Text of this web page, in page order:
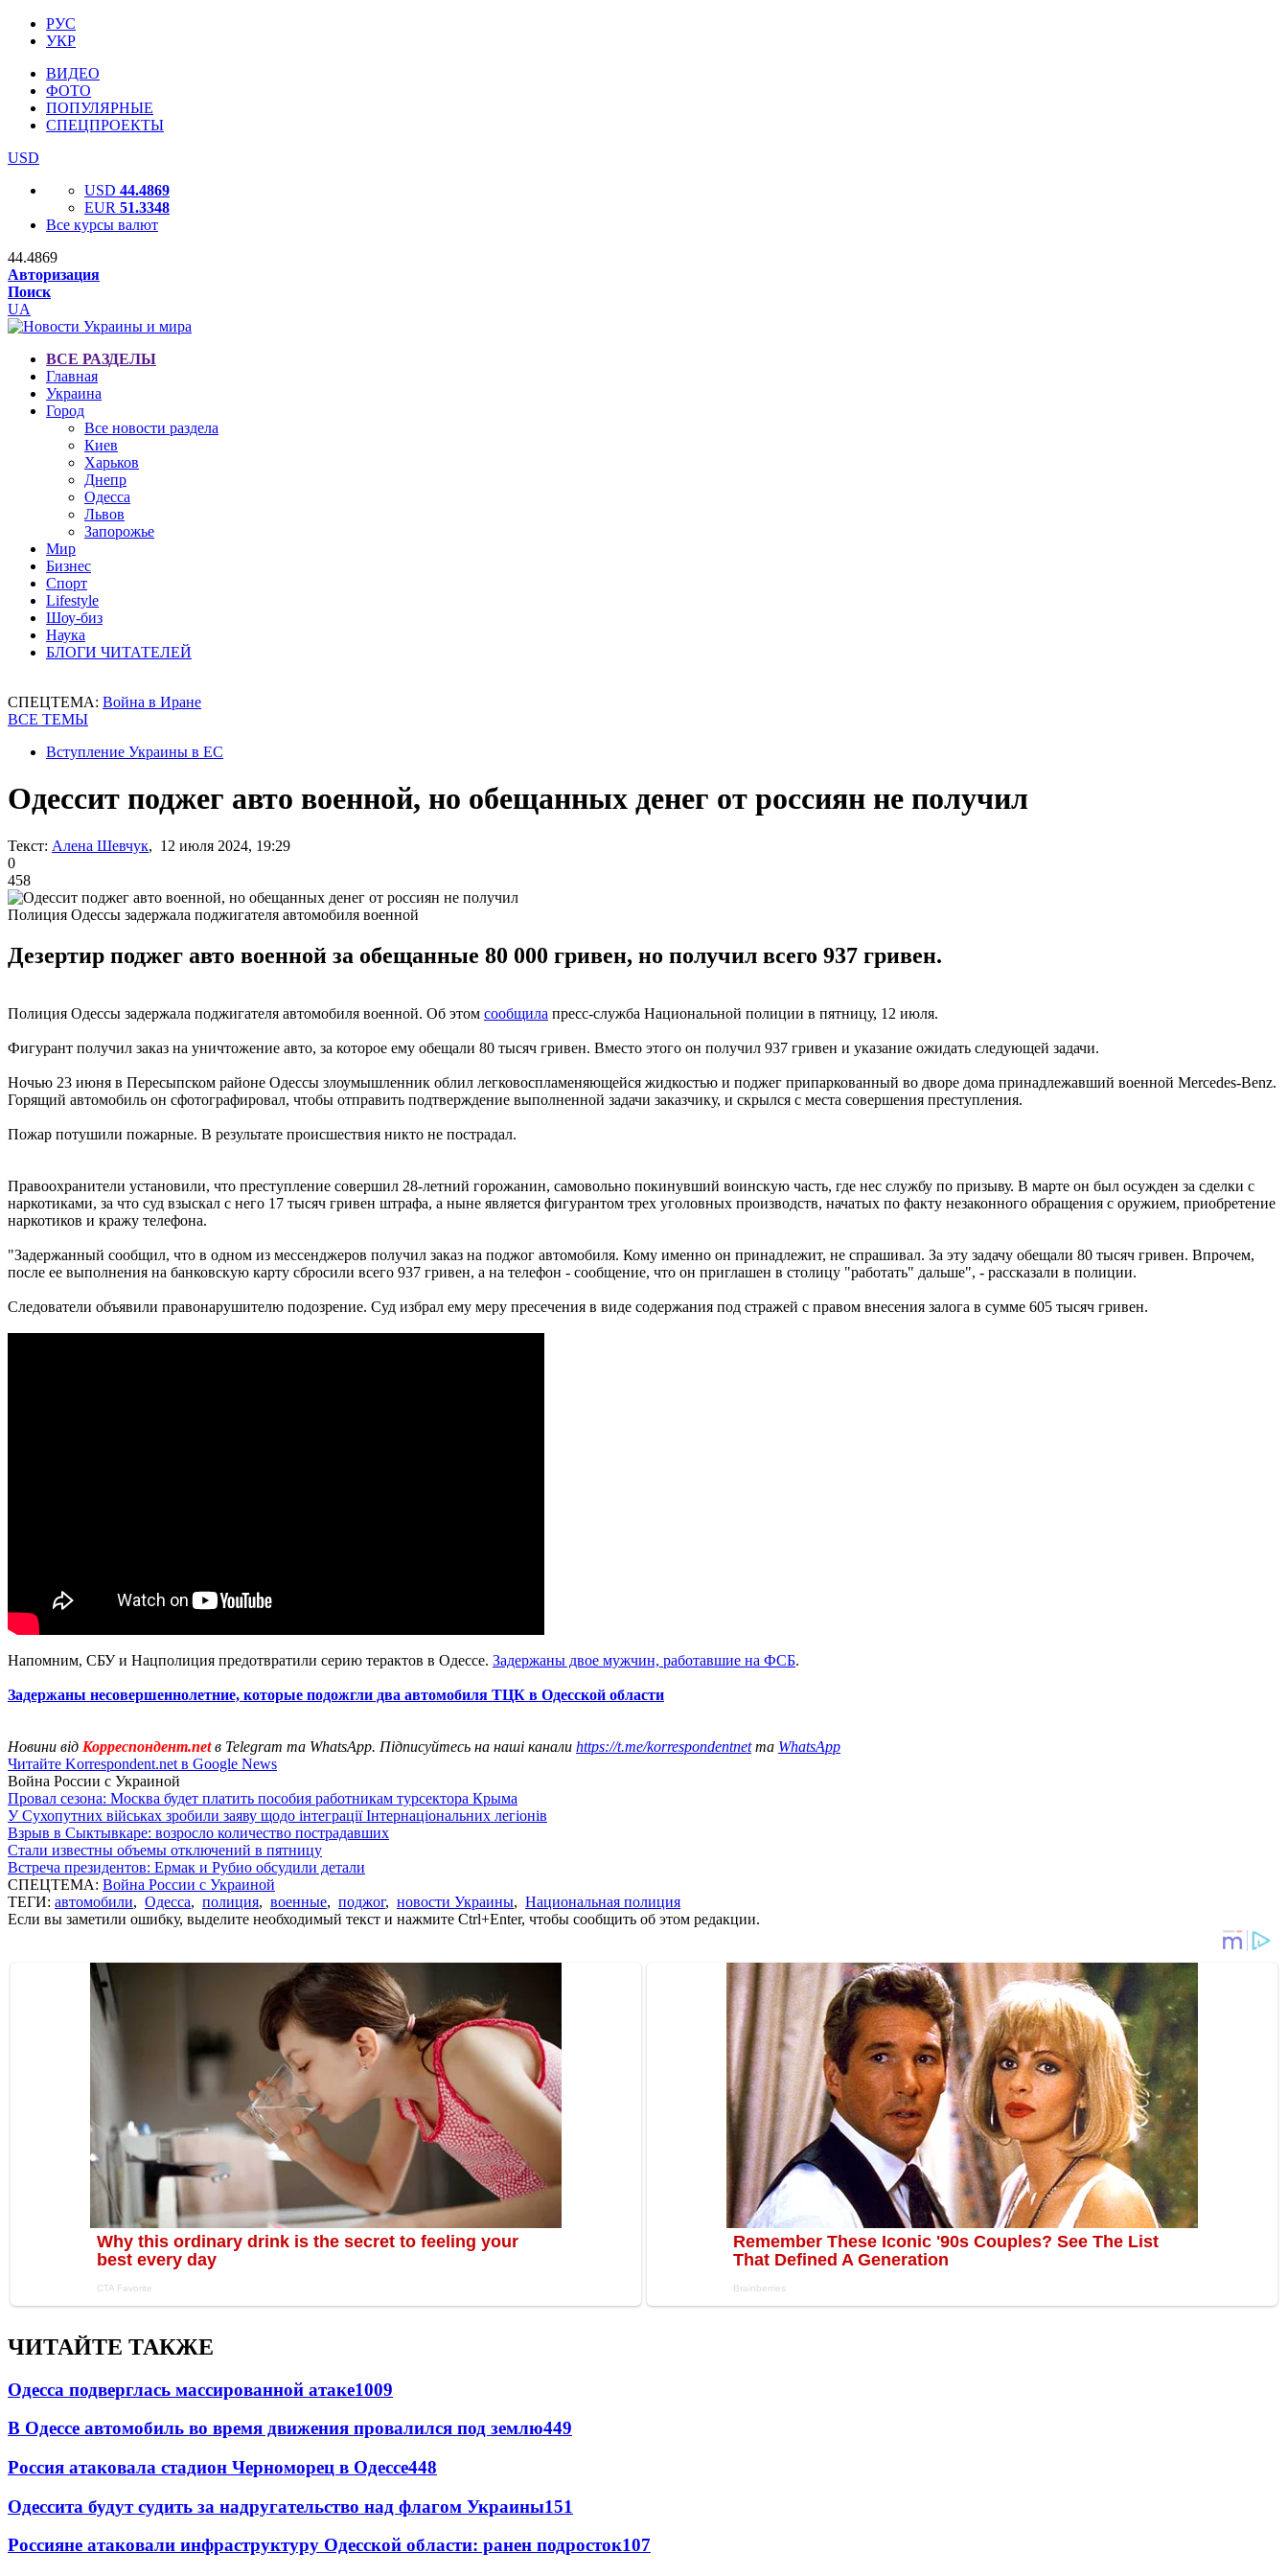
РУС
УКР
ВИДЕО
ФОТО
ПОПУЛЯРНЫЕ
СПЕЦПРОЕКТЫ
USD
USD 44.4869
EUR 51.3348
Все курсы валют
44.4869
Авторизация
Поиск
UA
ВСЕ РАЗДЕЛЫ
Главная
Украина
Город
Все новости раздела
Киев
Харьков
Днепр
Одесса
Львов
Запорожье
Мир
Бизнес
Спорт
Lifestyle
Шоу-биз
Наука
БЛОГИ ЧИТАТЕЛЕЙ
СПЕЦТЕМА: Война в Иране
ВСЕ ТЕМЫ
Вступление Украины в ЕС
Одессит поджег авто военной, но обещанных денег от россиян не получил
Текст: Алена Шевчук, 12 июля 2024, 19:29
0
458
Полиция Одессы задержала поджигателя автомобиля военной
Дезертир поджег авто военной за обещанные 80 000 гривен, но получил всего 937 гривен.
Полиция Одессы задержала поджигателя автомобиля военной. Об этом сообщила пресс-служба Национальной полиции в пятницу, 12 июля.
Фигурант получил заказ на уничтожение авто, за которое ему обещали 80 тысяч гривен. Вместо этого он получил 937 гривен и указание ожидать следующей задачи.
Ночью 23 июня в Пересыпском районе Одессы злоумышленник облил легковоспламеняющейся жидкостью и поджег припаркованный во дворе дома принадлежавший военной Mercedes-Benz.
Горящий автомобиль он сфотографировал, чтобы отправить подтверждение выполненной задачи заказчику, и скрылся с места совершения преступления.
Пожар потушили пожарные. В результате происшествия никто не пострадал.
Правоохранители установили, что преступление совершил 28-летний горожанин, самовольно покинувший воинскую часть, где нес службу по призыву. В марте он был осужден за сделки с
наркотиками, за что суд взыскал с него 17 тысяч гривен штрафа, а ныне является фигурантом трех уголовных производств, начатых по факту незаконного обращения с оружием, приобретение
наркотиков и кражу телефона.
"Задержанный сообщил, что в одном из мессенджеров получил заказ на поджог автомобиля. Кому именно он принадлежит, не спрашивал. За эту задачу обещали 80 тысяч гривен. Впрочем,
после ее выполнения на банковскую карту сбросили всего 937 гривен, а на телефон - сообщение, что он приглашен в столицу "работать" дальше", - рассказали в полиции.
Следователи объявили правонарушителю подозрение. Суд избрал ему меру пресечения в виде содержания под стражей с правом внесения залога в сумме 605 тысяч гривен.
Напомним, СБУ и Нацполиция предотвратили серию терактов в Одессе. Задержаны двое мужчин, работавшие на ФСБ.
Задержаны несовершеннолетние, которые подожгли два автомобиля ТЦК в Одесской области
Новини від Корреспондент.netв Telegram та WhatsApp. Підписуйтесь на наші канали https://t.me/korrespondentnetта WhatsApp
Читайте Korrespondent.net в Google News
Война России с Украиной
Провал сезона: Москва будет платить пособия работникам турсектора Крыма
У Сухопутних військах зробили заяву щодо інтеграції Інтернаціональних легіонів
Взрыв в Сыктывкаре: возросло количество пострадавших
Стали известны объемы отключений в пятницу
Встреча президентов: Ермак и Рубио обсудили детали
СПЕЦТЕМА: Война России с Украиной
ТЕГИ: автомобили, Одесса, полиция, военные, поджог, новости Украины, Национальная полиция
Если вы заметили ошибку, выделите необходимый текст и нажмите Ctrl+Enter, чтобы сообщить об этом редакции.
ЧИТАЙТЕ ТАКЖЕ
Одесса подверглась массированной атаке1009
В Одессе автомобиль во время движения провалился под землю449
Россия атаковала стадион Черноморец в Одессе448
Одессита будут судить за надругательство над флагом Украины151
Россияне атаковали инфраструктуру Одесской области: ранен подросток107